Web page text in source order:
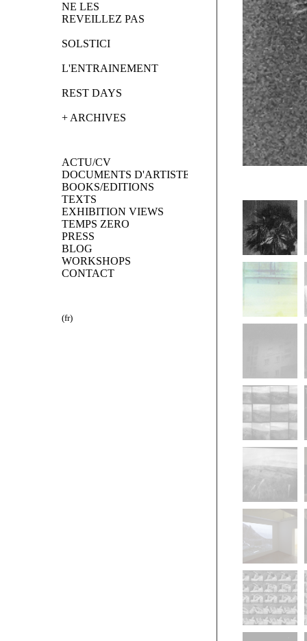
NE LES
REVEILLEZ PAS
SOLSTICI
L'ENTRAINEMENT
REST DAYS
+ ARCHIVES
ACTU/CV
DOCUMENTS D'ARTISTES
BOOKS/EDITIONS
TEXTS
EXHIBITION VIEWS
TEMPS ZERO
PRESS
BLOG
WORKSHOPS
CONTACT
(fr)